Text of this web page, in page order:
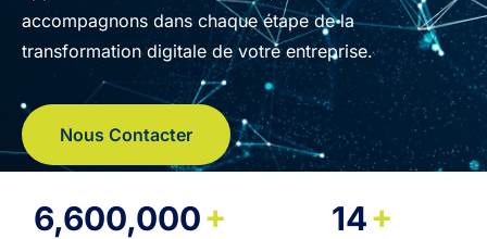
accompagnons dans chaque étape de la
transformation digitale de votre entreprise.
Nous Contacter
6,600,000+ 14+